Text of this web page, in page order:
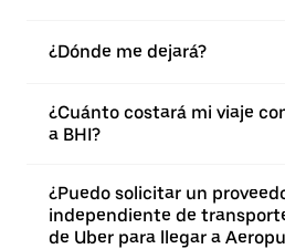
¿Dónde me dejará?
¿Cuánto costará mi viaje
a BHI?
¿Puedo solicitar un
independiente de
de Uber para llegar a